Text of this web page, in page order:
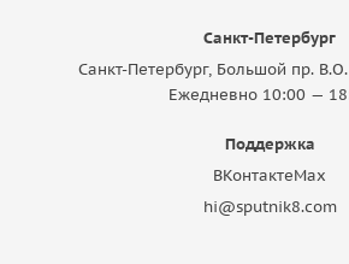
Санкт-Петербург
Санкт-Петербург, Большой пр.
Ежедневно 10:00 —
Поддержка
ВКонтактеMax
hi@sputnik8.com